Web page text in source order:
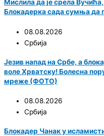
Мислила да је срела
Блокадерка сада сумња да
08.08.2026
Србија
Језив напад на Србе, а
воле Хрватску! Болесна
мреже (ФОТО)
08.08.2026
Србија
Блокадер Чанак у